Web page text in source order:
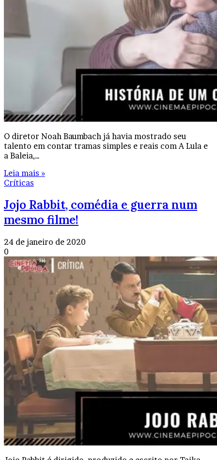
O diretor Noah Baumbach já havia mostrado seu
talento em contar tramas simples e reais com A Lula e
a Baleia,…
Leia mais »
Críticas
Jojo Rabbit, comédia e guerra num
mesmo filme!
24 de janeiro de 2020
0